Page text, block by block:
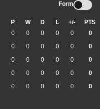
Form
P W D L +/- PTS
0 0 0 0 0 0
0 0 0 0 0 0
0 0 0 0 0 0
0 0 0 0 0 0
0 0 0 0 0 0